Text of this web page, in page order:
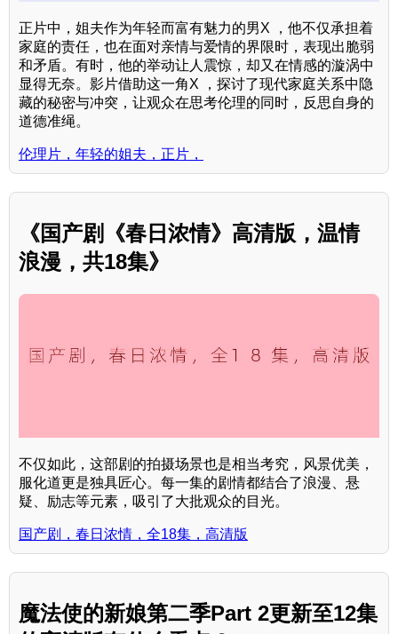
正片中，姐夫作为年轻而富有魅力的男X ，他不仅承担着
家庭的责任，也在面对亲情与爱情的界限时，表现出脆弱
和矛盾。有时，他的举动让人震惊，却又在情感的漩涡中
显得无奈。影片借助这一角X ，探讨了现代家庭关系中隐
藏的秘密与冲突，让观众在思考伦理的同时，反思自身的
道德准绳。
伦理片，年轻的姐夫，正片，
《国产剧《春日浓情》高清版，温情
浪漫，共18集》
不仅如此，这部剧的拍摄场景也是相当考究，风景优美，
服化道更是独具匠心。每一集的剧情都结合了浪漫、悬
疑、励志等元素，吸引了大批观众的目光。
国产剧，春日浓情，全18集，高清版
魔法使的新娘第二季Part 2更新至12集